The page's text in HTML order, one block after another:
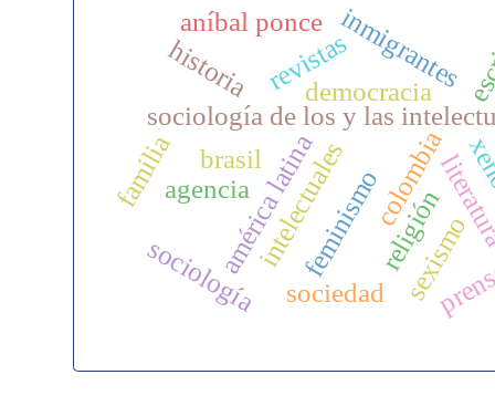
sociología de los y las
américa latinafeminismocolombia
intelectuales
democracia
brasil
agencia
inmigrantes
religión
sexismo
sociología
familia
historia
sociedad
revistas
aníbal ponce